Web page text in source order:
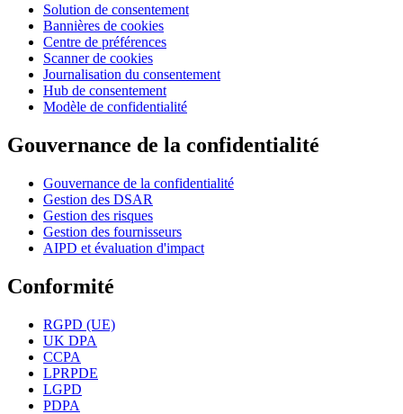
Solution de consentement
Bannières de cookies
Centre de préférences
Scanner de cookies
Journalisation du consentement
Hub de consentement
Modèle de confidentialité
Gouvernance de la confidentialité
Gouvernance de la confidentialité
Gestion des DSAR
Gestion des risques
Gestion des fournisseurs
AIPD et évaluation d'impact
Conformité
RGPD (UE)
UK DPA
CCPA
LPRPDE
LGPD
PDPA